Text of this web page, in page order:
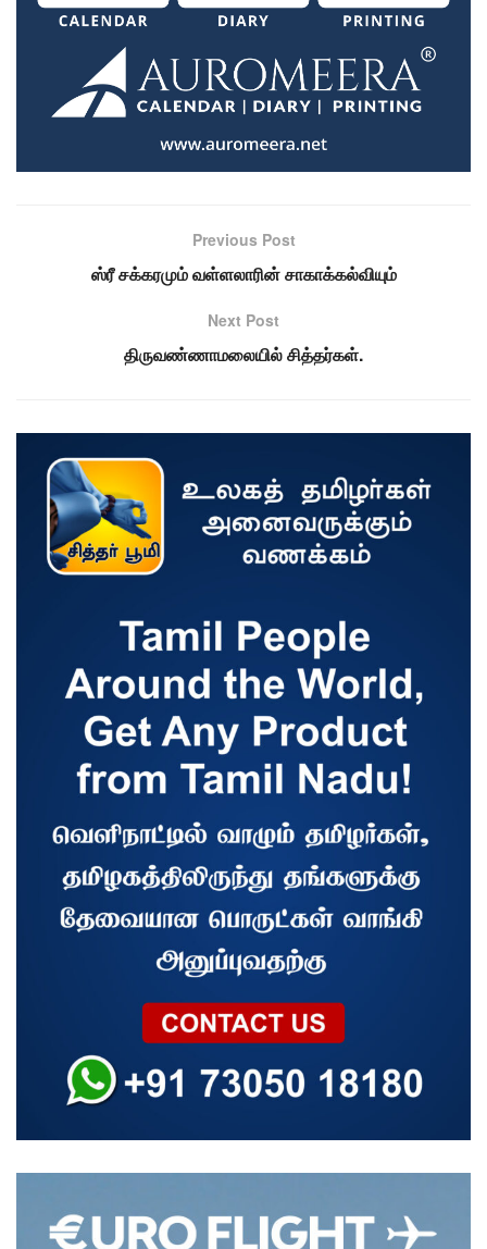
Previous Post
ஸ்ரீ சக்கரமும் வள்ளலாரின் சாகாக்கல்வியும்
Next Post
திருவண்ணாமலையில் சித்தர்கள்.